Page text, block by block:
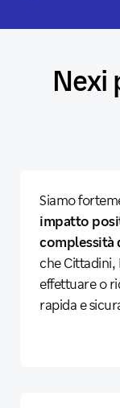
Nexi
Siamo
impatto
complessità
che Cittadini,
effettuare o
rapida e